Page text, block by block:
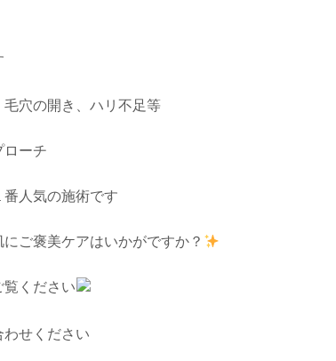
穴の開き、ハリ不足等
ローチ
番人気の施術です
ご褒美ケアはいかがですか？
ください
せください